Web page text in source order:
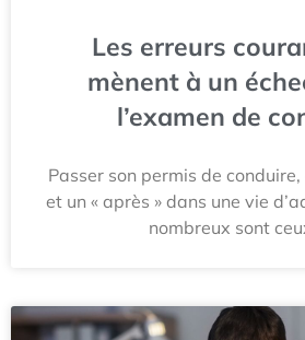
Les erreurs
mènent à un
l’examen de
Passer son permis de conduire,
et un « après » dans une vie
nombreux sont